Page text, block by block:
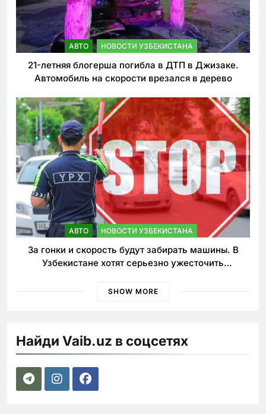
АВТО НОВОСТИ УЗБЕКИСТАНА
21-летняя блогерша погибла в ДТП в Джизаке.
Автомобиль на скорости врезался в дерево
АВТО НОВОСТИ УЗБЕКИСТАНА
За гонки и скорость будут забирать машины. В
Узбекистане хотят серьезно ужесточить
SHOW MORE
Найди Vaib.uz в соцсетях